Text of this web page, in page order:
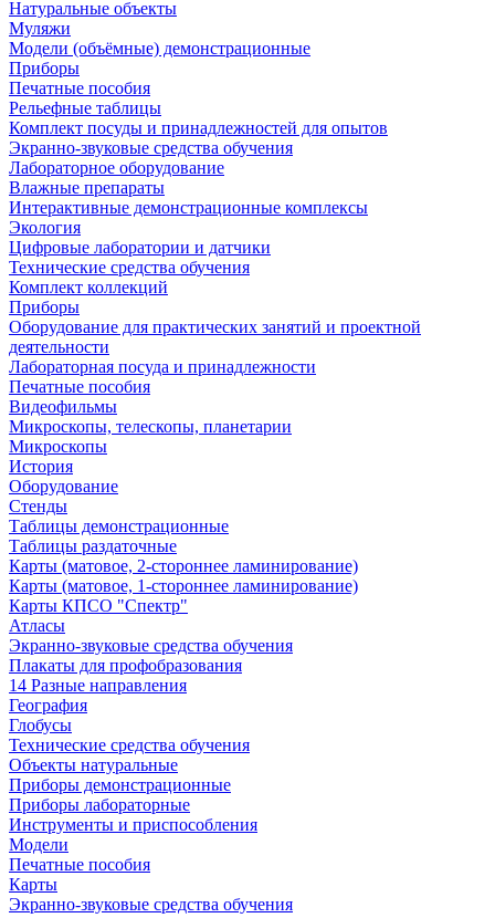
Натуральные объекты
Муляжи
Модели (объёмные) демонстрационные
Приборы
Печатные пособия
Рельефные таблицы
Комплект посуды и принадлежностей для опытов
Экранно-звуковые средства обучения
Лабораторное оборудование
Влажные препараты
Интерактивные демонстрационные комплексы
Экология
Цифровые лаборатории и датчики
Технические средства обучения
Комплект коллекций
Приборы
Оборудование для практических занятий и проектной
деятельности
Лабораторная посуда и принадлежности
Печатные пособия
Видеофильмы
Микроскопы, телескопы, планетарии
Микроскопы
История
Оборудование
Стенды
Таблицы демонстрационные
Таблицы раздаточные
Карты (матовое, 2-стороннее ламинирование)
Карты (матовое, 1-стороннее ламинирование)
Карты КПСО "Спектр"
Атласы
Экранно-звуковые средства обучения
Плакаты для профобразования
14 Разные направления
География
Глобусы
Технические средства обучения
Объекты натуральные
Приборы демонстрационные
Приборы лабораторные
Инструменты и приспособления
Модели
Печатные пособия
Карты
Экранно-звуковые средства обучения